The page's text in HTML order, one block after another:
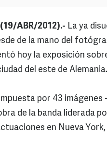
(19/ABR/2012).- La ya
de la mano del
hoy la exposición
del este de
por 43
de la banda liderada
en Nueva